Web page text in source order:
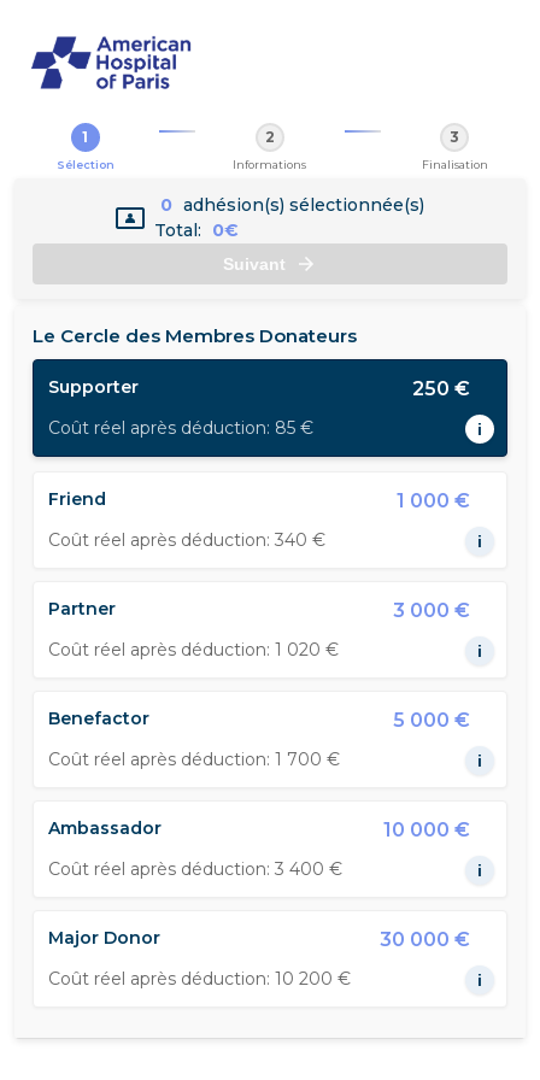
1
Sélection
2
Informations
3
Finalisation
0 adhésion(s) sélectionnée(s)
Total:
0€
Suivant
Le Cercle des Membres Donateurs
Supporter 250 €
Coût réel après déduction: 85 € i
Friend 1 000 €
Coût réel après déduction: 340 € i
Partner 3 000 €
Coût réel après déduction: 1 020 € i
Benefactor 5 000 €
Coût réel après déduction: 1 700 € i
Ambassador 10 000 €
Coût réel après déduction: 3 400 € i
Major Donor 30 000 €
Coût réel après déduction: 10 200 € i